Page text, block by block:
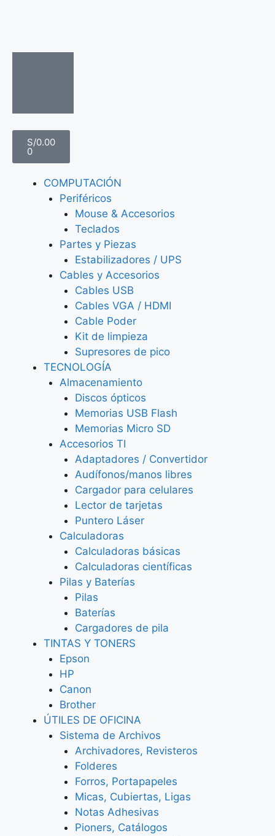
S/0.00
0
COMPUTACIÓN
Periféricos
Mouse & Accesorios
Teclados
Partes y Piezas
Estabilizadores / UPS
Cables y Accesorios
Cables USB
Cables VGA / HDMI
Cable Poder
Kit de limpieza
Supresores de pico
TECNOLOGÍA
Almacenamiento
Discos ópticos
Memorias USB Flash
Memorias Micro SD
Accesorios TI
Adaptadores / Convertidor
Audífonos/manos libres
Cargador para celulares
Lector de tarjetas
Puntero Láser
Calculadoras
Calculadoras básicas
Calculadoras científicas
Pilas y Baterías
Pilas
Baterías
Cargadores de pila
TINTAS Y TONERS
Epson
HP
Canon
Brother
ÚTILES DE OFICINA
Sistema de Archivos
Archivadores, Revisteros
Folderes
Forros, Portapapeles
Micas, Cubiertas, Ligas
Notas Adhesivas
Pioners, Catálogos